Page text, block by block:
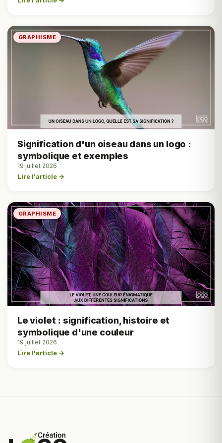
GRAPHISME
Signification d'un oiseau dans un logo :
symbolique et exemples
19 juillet 2026
Lire l'article →
GRAPHISME
Le violet : signification, histoire et
symbolique d'une couleur
19 juillet 2026
Lire l'article →